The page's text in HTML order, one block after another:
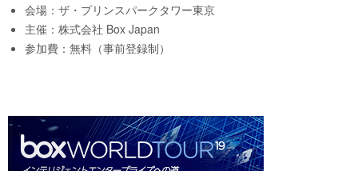
会場：ザ・プリンスパークタワー東京
主催：株式会社 Box Japan
参加費：無料（事前登録制）